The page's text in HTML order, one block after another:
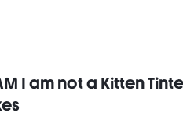
I am not a Kitten